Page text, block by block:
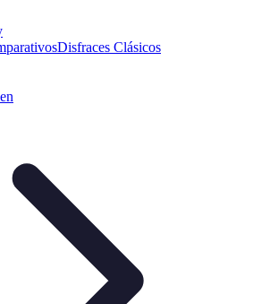
Disfraces Clásicos